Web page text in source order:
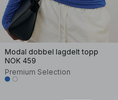
Modal dobbel lagdelt topp
NOK 459
Premium Selection